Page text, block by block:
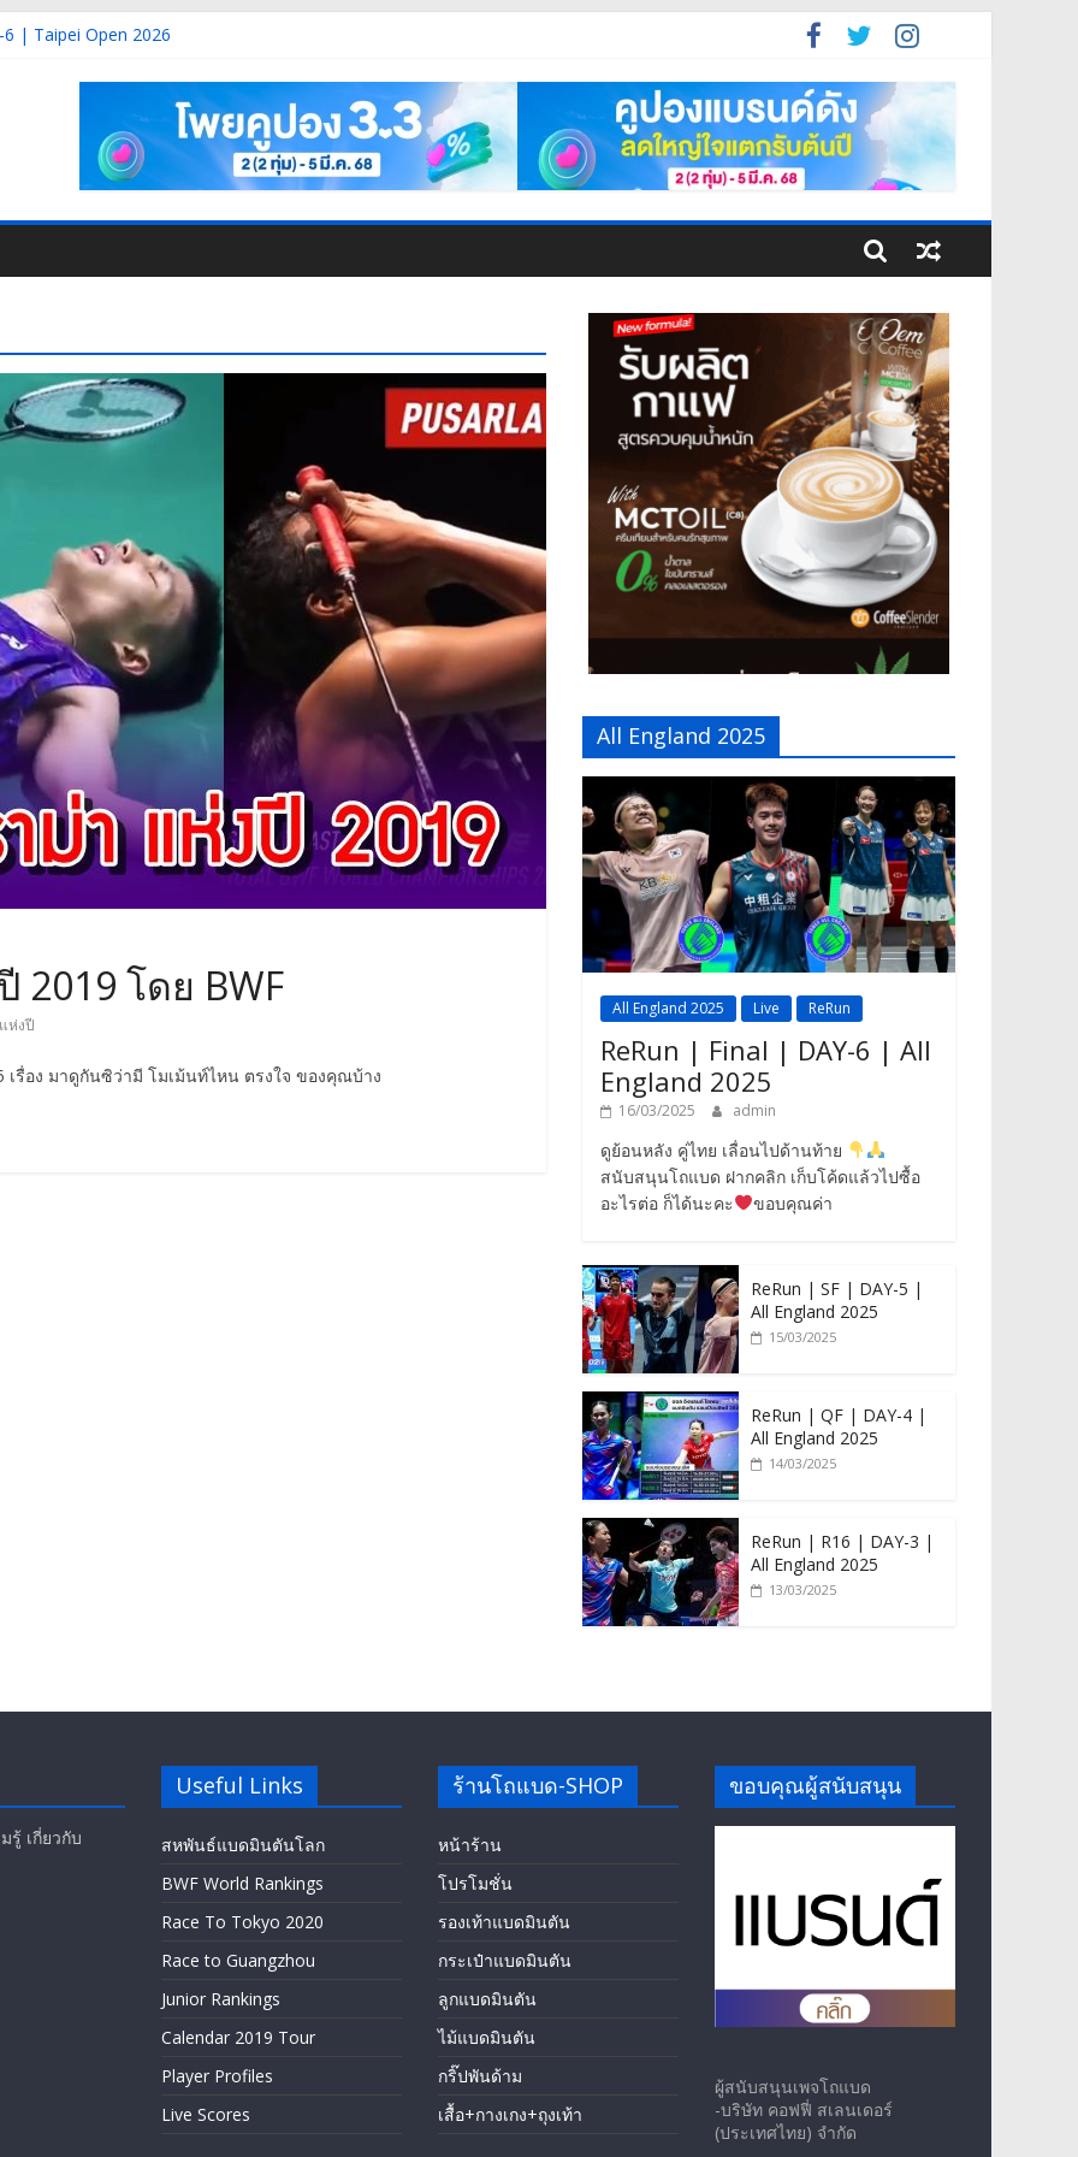
| Taipei Open 2026
| Korea Masters 2026
| Korea Masters 2026
1 | Korea Masters 2026
2019 โดย BWF
ห่งปี
รื่อง มาดูกันซิว่ามี โมเม้นท์ไหน ตรงใจ ของคุณบ้าง
All England 2025
All England 2025 Live ReRun
ReRun | Final | DAY-6 | All
England 2025
16/03/2025 admin
ดูย้อนหลัง คู่ไทย เลื่อนไปด้านท้าย
สนับสนุนโถแบด ฝากคลิก เก็บโค้ดแล้วไปซื้อ
อะไรต่อ ก็ได้นะคะ
ขอบคุณค่า
ReRun | SF | DAY-5 |
All England 2025
15/03/2025
ReRun | QF | DAY-4 |
All England 2025
14/03/2025
ReRun | R16 | DAY-3 |
All England 2025
13/03/2025
รู้ เกี่ยวกับ
Useful Links
สหพันธ์แบดมินตันโลก
BWF World Rankings
Race To Tokyo 2020
Race to Guangzhou
Junior Rankings
Calendar 2019 Tour
Player Profiles
Live Scores
ร้านโถแบด-SHOP
หน้าร้าน
โปรโมชั่น
รองเท้าแบดมินตัน
กระเป๋าแบดมินตัน
ลูกแบดมินตัน
ไม้แบดมินตัน
กริ๊ปพันด้าม
เสื้อ+กางเกง+ถุงเท้า
ขอบคุณผู้สนับสนุน
ผู้สนับสนุนเพจโถแบด
-บริษัท คอฟฟี่ สเลนเดอร์
(ประเทศไทย) จำกัด